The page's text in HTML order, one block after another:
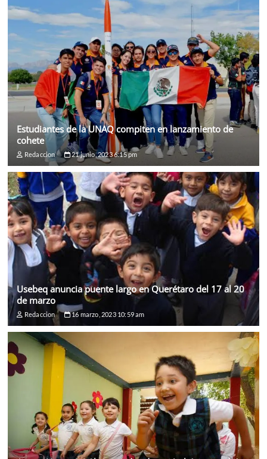
Estudiantes de la UNAQ compiten en lanzamiento de
cohete
Redaccion 21 junio, 2023 6:15 pm
Usebeq anuncia puente largo en Querétaro del 17 al 20
de marzo
Redaccion 16 marzo, 2023 10:59 am